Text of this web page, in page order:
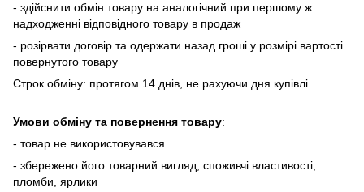
- здійснити обмін товару на аналогічний при першому ж
надходженні відповідного товару в продаж
- розірвати договір та одержати назад гроші у розмірі вартості
повернутого товару
Строк обміну: протягом 14 днів, не рахуючи дня купівлі.
Умови обміну та повернення товару:
- товар не використовувався
- збережено його товарний вигляд, споживчі властивості,
пломби, ярлики